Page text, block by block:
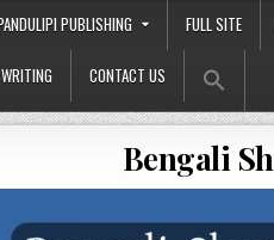
PUBLISHING FULL SITE
CONTACT US
Bengali